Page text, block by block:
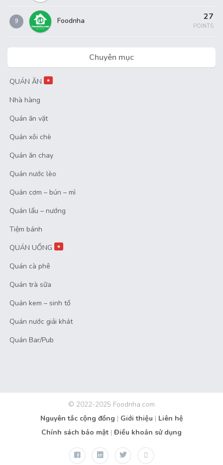
9 Foodnha 27
POINTS
Chuyên mục
QUÁN ĂN ★
Nhà hàng
Quán ăn vặt
Quán xôi chè
Quán ăn chay
Quán nước lèo
Quán cơm – bún – mì
Quán lẩu – nướng
Tiệm bánh
QUÁN UỐNG
★
Quán cà phê
Quán trà sữa
Quán kem – sinh tố
Quán nước giải khát
Quán Bar/Pub
© 2022-2025 Foodnha.com
Nguyên tắc cộng đồng | Giới thiệu | Liên hệ
Chính sách bảo mật | Điều khoản sử dụng